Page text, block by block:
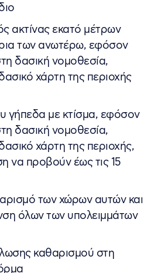
ακτίνας εκατό μέτρων
των ανωτέρω, εφόσον
δασική νομοθεσία,
χάρτη της περιοχής
γήπεδα με κτίσμα, εφόσον
δασική νομοθεσία,
χάρτη της περιοχής,
να προβούν έως τις 15
των χώρων αυτών και
όλων των υπολειμμάτων
καθαρισμού στη